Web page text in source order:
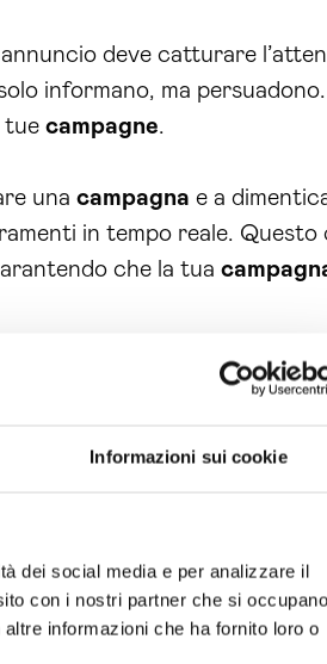
Informazioni sui cookie
dei social media e per analizzare il
con i nostri partner che si occupano
informazioni che ha fornito loro o
deve catturare
informano, ma
tue campagne.
una campagna e a
in tempo reale. Questo
che la tua
chiari e comprensibili,
controllo il tuo
investire in un partner che
digitale. Ogni giorno in più
per attrarrenuovi clienti e